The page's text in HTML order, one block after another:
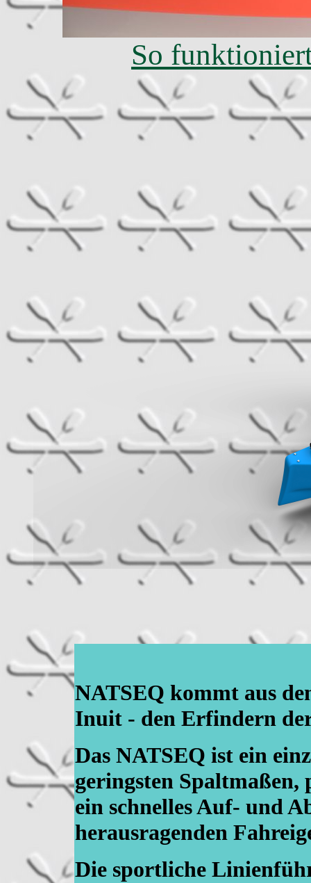
So
NATSEQ kommt aus
Inuit - den Erfindern
Das NATSEQ ist ein
geringsten Spaltmaßen,
ein schnelles Auf- und
herausragenden
Die sportliche